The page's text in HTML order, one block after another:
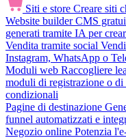
Siti e store Creare siti
Website builder CMS
generati tramite IA per
Vendita tramite social
Instagram, WhatsApp o
Moduli web Raccogliere
moduli di registrazione o
condizionali
Pagine di destinazione
funnel automatizzati e
Negozio online Potenzia